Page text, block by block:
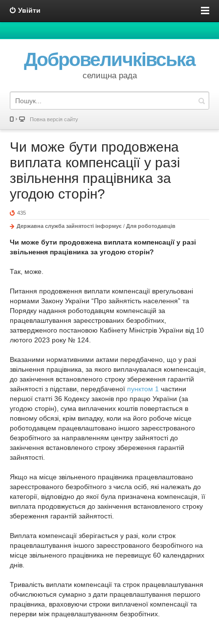
Увійти
Добровеличківська
селищна рада
Повна версія сайту
Чи може бути продовжена
виплата компенсації у разі
звільнення працівника за
угодою сторін?
435
Державна служба зайнятості інформує / Для роботодавців
Чи може бути продовжена виплата компенсації у разі
звільнення працівника за угодою сторін?
Так, може.
Питання продовження виплати компенсації врегульовані
нормами Закону України “Про зайнятість населення” та
Порядку надання роботодавцям компенсацій за
працевлаштування зареєстрованих безробітних,
затвердженого постановою Кабінету Міністрів України від 10
лютого 2023 року № 124.
Вказаними нормативними актами передбачено, що у разі
звільнення працівника, за якого виплачувалася компенсація,
до закінчення встановленого строку збереження гарантій
зайнятості з підстави, передбаченої пунктом 1 частини
першої статті 36 Кодексу законів про працю України (за
угодою сторін), сума виплачених коштів повертається в
повному обсязі, крім випадку, коли на його робоче місце
роботодавцем працевлаштовано іншого зареєстрованого
безробітного за направленням центру зайнятості до
закінчення встановленого строку збереження гарантій
зайнятості.
Якщо на місце звільненого працівника працевлаштовано
зареєстрованого безробітного з числа осіб, які належать до
категорії, відповідно до якої була призначена компенсація, її
виплата продовжується до закінчення встановленого строку
збереження гарантій зайнятості.
Виплата компенсації зберігається у разі, коли строк
працевлаштування іншого зареєстрованого безробітного на
місце звільненого працівника не перевищує 60 календарних
днів.
Тривалість виплати компенсації та строк працевлаштування
обчислюються сумарно з дати працевлаштування першого
працівника, враховуючи строки виплаченої компенсації та
перерви між працевлаштуванням безробітних.